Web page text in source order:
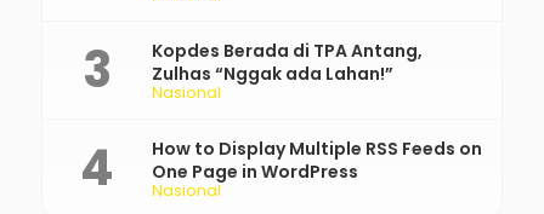
Nasional
Kopdes Berada di TPA Antang,
Zulhas “Nggak ada Lahan!”
Nasional
How to Display Multiple RSS Feeds on
One Page in WordPress